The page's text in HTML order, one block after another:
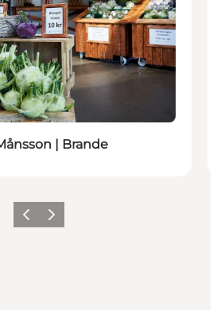
| Brande
Forrige billede
Næste billede